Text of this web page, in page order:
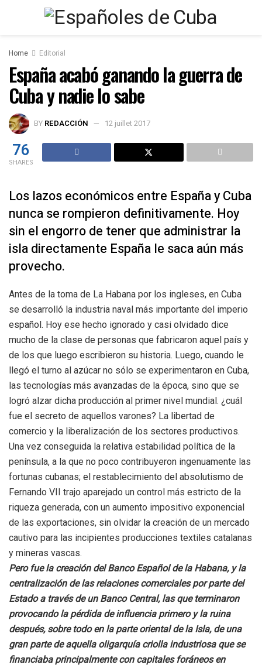
Home Editorial
España acabó ganando la guerra de
Cuba y nadie lo sabe
BY REDACCIÓN 12 juillet 2017
76
SHARES
Los lazos económicos entre España y Cuba
nunca se rompieron definitivamente. Hoy
sin el engorro de tener que administrar la
isla directamente España le saca aún más
provecho.
Antes de la toma de La Habana por los ingleses, en Cuba
se desarrolló la industria naval más importante del imperio
español. Hoy ese hecho ignorado y casi olvidado dice
mucho de la clase de personas que fabricaron aquel país y
de los que luego escribieron su historia. Luego, cuando le
llegó el turno al azúcar no sólo se experimentaron en Cuba,
las tecnologías más avanzadas de la época, sino que se
logró alzar dicha producción al primer nivel mundial. ¿cuál
fue el secreto de aquellos varones? La libertad de
comercio y la liberalización de los sectores productivos.
Una vez conseguida la relativa estabilidad política de la
península, a la que no poco contribuyeron ingenuamente las
fortunas cubanas; el restablecimiento del absolutismo de
Fernando VII trajo aparejado un control más estricto de la
riqueza generada, con un aumento impositivo exponencial
de las exportaciones, sin olvidar la creación de un mercado
cautivo para las incipientes producciones textiles catalanas
y mineras vascas.
Pero fue la creación del Banco Español de la Habana, y la
centralización de las relaciones comerciales por parte del
Estado a través de un Banco Central, las que terminaron
provocando la pérdida de influencia primero y la ruina
después, sobre todo en la parte oriental de la Isla, de una
gran parte de aquella oligarquía criolla industriosa que se
financiaba principalmente con capitales foráneos en